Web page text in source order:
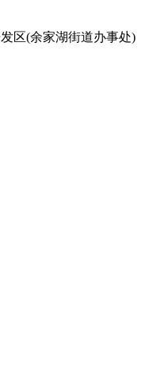
区(余家湖街道办事处)